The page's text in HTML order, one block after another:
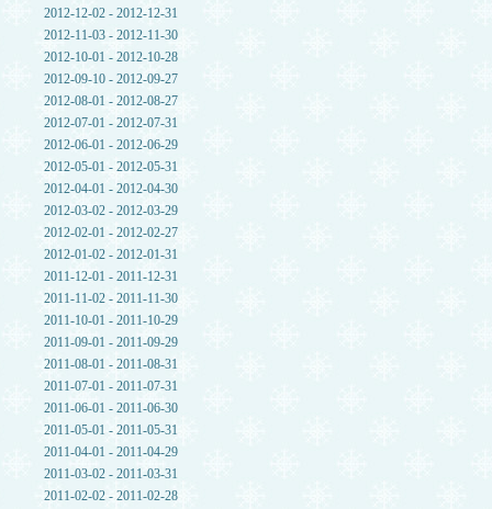
2012-12-02 - 2012-12-31
2012-11-03 - 2012-11-30
2012-10-01 - 2012-10-28
2012-09-10 - 2012-09-27
2012-08-01 - 2012-08-27
2012-07-01 - 2012-07-31
2012-06-01 - 2012-06-29
2012-05-01 - 2012-05-31
2012-04-01 - 2012-04-30
2012-03-02 - 2012-03-29
2012-02-01 - 2012-02-27
2012-01-02 - 2012-01-31
2011-12-01 - 2011-12-31
2011-11-02 - 2011-11-30
2011-10-01 - 2011-10-29
2011-09-01 - 2011-09-29
2011-08-01 - 2011-08-31
2011-07-01 - 2011-07-31
2011-06-01 - 2011-06-30
2011-05-01 - 2011-05-31
2011-04-01 - 2011-04-29
2011-03-02 - 2011-03-31
2011-02-02 - 2011-02-28